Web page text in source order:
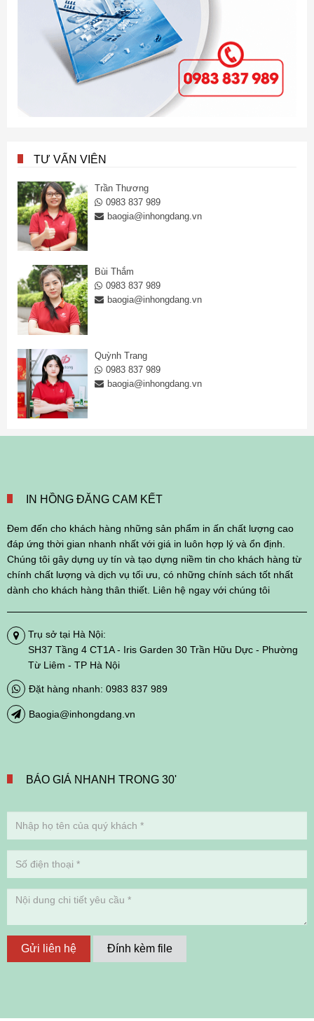
TƯ VẤN VIÊN
Trần Thương
0983 837 989
baogia@inhongdang.vn
Bùi Thắm
0983 837 989
baogia@inhongdang.vn
Quỳnh Trang
0983 837 989
baogia@inhongdang.vn
IN HỒNG ĐĂNG CAM KẾT
Đem đến cho khách hàng những sản phẩm in ấn chất lượng cao
đáp ứng thời gian nhanh nhất với giá in luôn hợp lý và ổn định.
Chúng tôi gây dựng uy tín và tạo dựng niềm tin cho khách hàng từ
chính chất lượng và dịch vụ tối ưu, có những chính sách tốt nhất
dành cho khách hàng thân thiết. Liên hệ ngay với chúng tôi
Trụ sở tại Hà Nội:
SH37 Tầng 4 CT1A - Iris Garden 30 Trần Hữu Dực - Phường
Từ Liêm - TP Hà Nội
Đặt hàng nhanh: 0983 837 989
Baogia@inhongdang.vn
BÁO GIÁ NHANH TRONG 30'
Gửi liên hệ Đính kèm file